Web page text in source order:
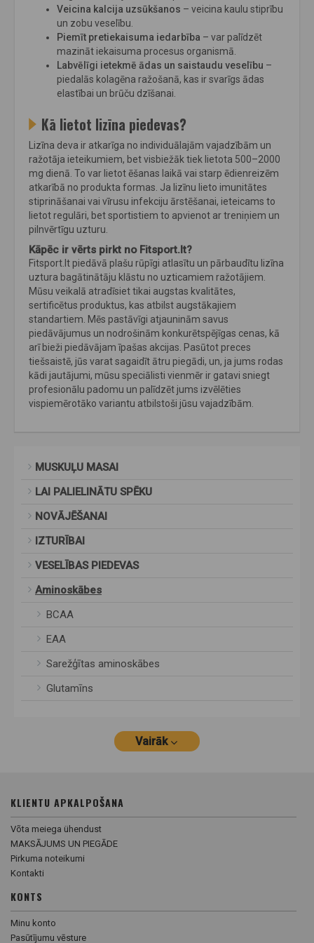
Veicina kalcija uzsūkšanos – veicina kaulu stiprību
un zobu veselību.
Piemīt pretiekaisuma iedarbība – var palīdzēt
mazināt iekaisuma procesus organismā.
Labvēlīgi ietekmē ādas un saistaudu veselību –
piedalās kolagēna ražošanā, kas ir svarīgs ādas
elastībai un brūču dzīšanai.
Kā lietot lizīna piedevas?
Lizīna deva ir atkarīga no individuālajām vajadzībām un
ražotāja ieteikumiem, bet visbiežāk tiek lietota 500–2000
mg dienā. To var lietot ēšanas laikā vai starp ēdienreizēm
atkarībā no produkta formas. Ja lizīnu lieto imunitātes
stiprināšanai vai vīrusu infekciju ārstēšanai, ieteicams to
lietot regulāri, bet sportistiem to apvienot ar treniņiem un
pilnvērtīgu uzturu.
Kāpēc ir vērts pirkt no Fitsport.lt?
Fitsport.lt piedāvā plašu rūpīgi atlasītu un pārbaudītu lizīna
uztura bagātinātāju klāstu no uzticamiem ražotājiem.
Mūsu veikalā atradīsiet tikai augstas kvalitātes,
sertificētus produktus, kas atbilst augstākajiem
standartiem. Mēs pastāvīgi atjauninām savus
piedāvājumus un nodrošinām konkurētspējīgas cenas, kā
arī bieži piedāvājam īpašas akcijas. Pasūtot preces
tiešsaistē, jūs varat sagaidīt ātru piegādi, un, ja jums rodas
kādi jautājumi, mūsu speciālisti vienmēr ir gatavi sniegt
profesionālu padomu un palīdzēt jums izvēlēties
vispiemērotāko variantu atbilstoši jūsu vajadzībām.
MUSKUĻU MASAI
LAI PALIELINĀTU SPĒKU
NOVĀJĒŠANAI
IZTURĪBAI
VESELĪBAS PIEDEVAS
Aminoskābes
BCAA
EAA
Sarežģītas aminoskābes
Glutamīns
Vairāk
KLIENTU APKALPOŠANA
Võta meiega ühendust
MAKSĀJUMS UN PIEGĀDE
Pirkuma noteikumi
Kontakti
KONTS
Minu konto
Pasūtījumu vēsture